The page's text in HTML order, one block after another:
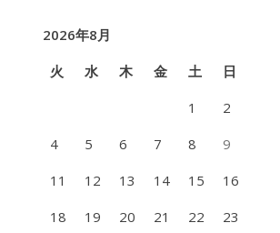
2026年8月
火 水 木 金 土
日
1
2
4 5 6 7 8
9
11 12 13 14 15
16
18 19 20 21 22
23